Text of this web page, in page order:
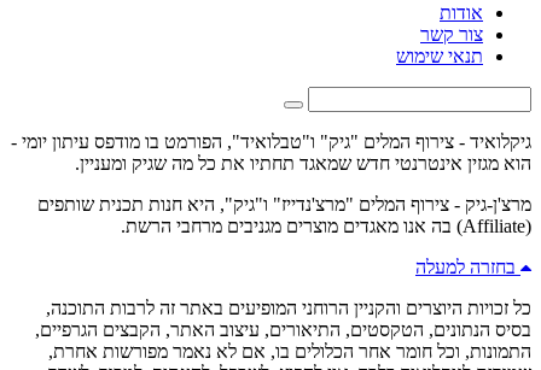
אודות
צור קשר
תנאי שימוש
גיקלואיד - צירוף המלים "גיק" ו"טבלואיד", הפורמט בו מודפס עיתון יומי -
הוא מגזין אינטרנטי חדש שמאגד תחתיו את כל מה שגיק ומעניין.
מרצ'ן-גיק - צירוף המלים "מרצ'נדייז" ו"גיק", היא חנות תכנית שותפים
(Affiliate) בה אנו מאגדים מוצרים מגניבים מרחבי הרשת.
בחזרה למעלה
כל זכויות היוצרים והקניין הרוחני המופיעים באתר זה לרבות התוכנה,
בסיס הנתונים, הטקסטים, התיאורים, עיצוב האתר, הקבצים הגרפיים,
התמונות, וכל חומר אחר הכלולים בו, אם לא נאמר מפורשות אחרת,